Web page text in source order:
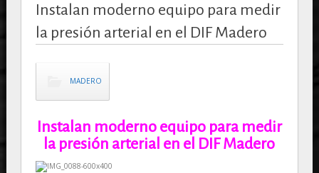
Instalan moderno equipo para medir
la presión arterial en el DIF Madero
MADERO
Instalan moderno equipo para medir
la presión arterial en el DIF Madero